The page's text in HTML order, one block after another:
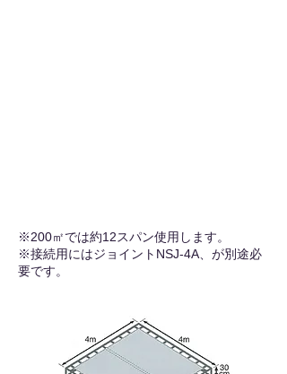
※200㎡では約12スパン使用します。
※接続用にはジョイントNSJ-4A、が別途必
要です。